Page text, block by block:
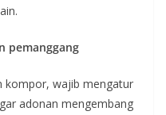
pemanggang
kompor, wajib mengatur
adonan mengembang